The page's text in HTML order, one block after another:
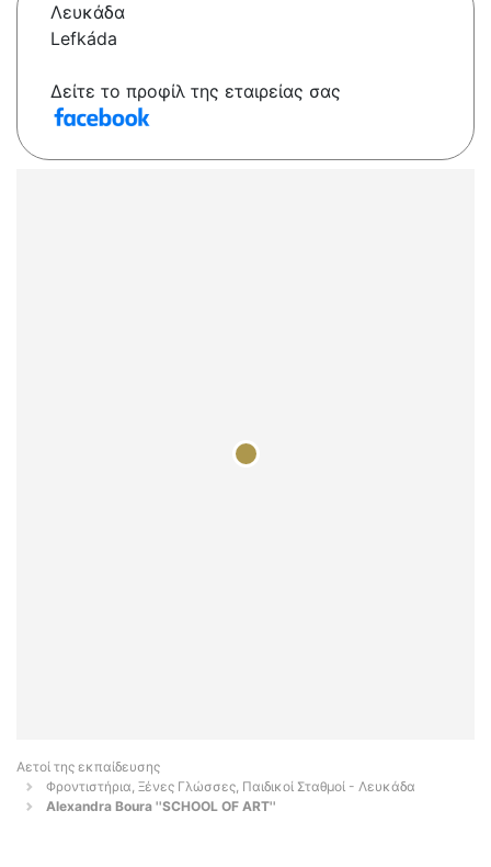
Λευκάδα
Lefkáda
Δείτε το προφίλ της εταιρείας σας
Αετοί της εκπαίδευσης
Φροντιστήρια, Ξένες Γλώσσες, Παιδικοί Σταθμοί - Λευκάδα
Alexandra Boura ''SCHOOL OF ART''